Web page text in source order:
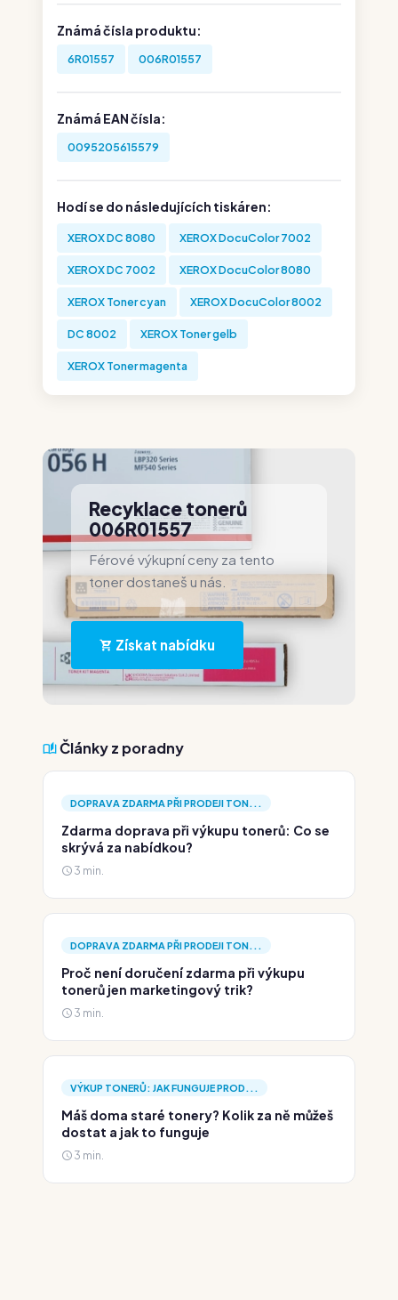
Známá čísla produktu:
6R01557 006R01557
Známá EAN čísla:
0095205615579
Hodí se do následujících tiskáren:
XEROX DC 8080 XEROX DocuColor 7002
XEROX DC 7002 XEROX DocuColor 8080
XEROX Toner cyan XEROX DocuColor 8002
DC 8002 XEROX Toner gelb
XEROX Toner magenta
Recyklace tonerů
006R01557
Férové výkupní ceny za tento
toner dostaneš u nás.
Získat nabídku
Články z poradny
DOPRAVA ZDARMA PŘI PRODEJI TON...
Zdarma doprava při výkupu tonerů: Co se
skrývá za nabídkou?
3 min.
DOPRAVA ZDARMA PŘI PRODEJI TON...
Proč není doručení zdarma při výkupu
tonerů jen marketingový trik?
3 min.
VÝKUP TONERŮ: JAK FUNGUJE PROD...
Máš doma staré tonery? Kolik za ně můžeš
dostat a jak to funguje
3 min.